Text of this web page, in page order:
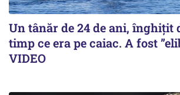
Un tânăr de 24 de ani, înghițit
timp ce era pe caiac. A fost
VIDEO